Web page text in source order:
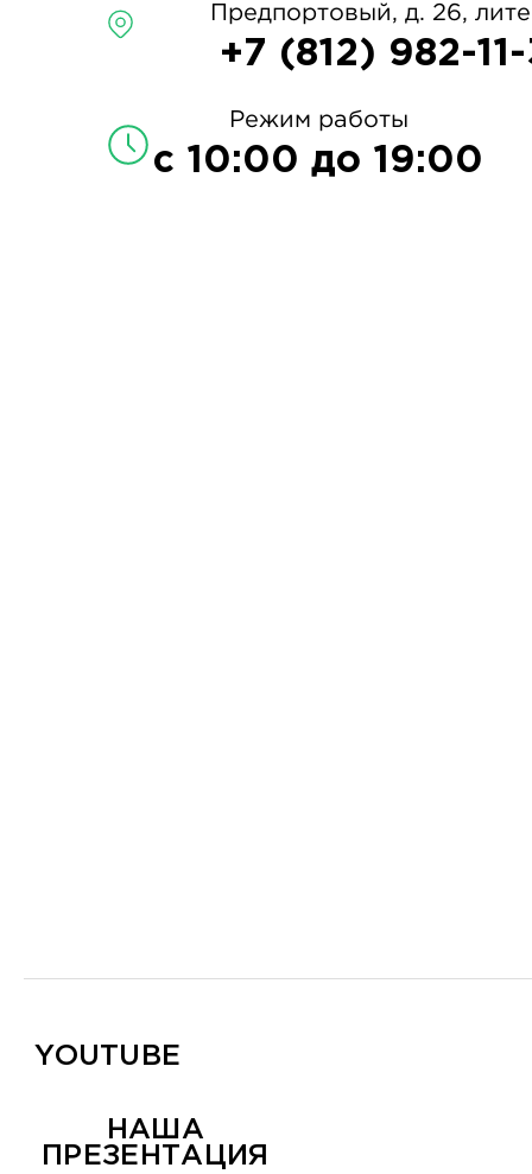
Предпортовый, д. 26,
+7 (812) 982-
Режим работы
с 10:00 до 19:00
YOUTUBE
НАША
ПРЕЗЕНТАЦИЯ